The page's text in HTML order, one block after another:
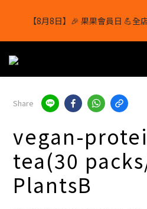
【8月8日】🎉 果果會員日 💪全
【1/8-31/8】8月下單即贈
結帳輸入[gopowerhk]，可享全單
[新會員優惠]新會員註
【8月8日】🎉 果果會員日 💪全
Share
vegan-
tea(30
PlantsB